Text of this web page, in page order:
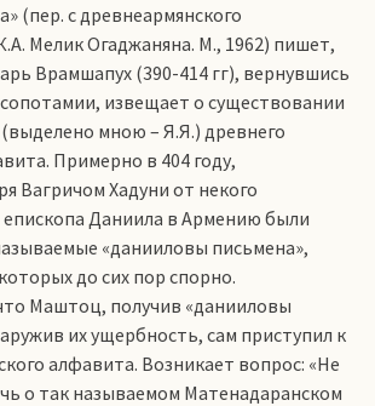
(пер. с древнеармянского
Мелик Огаджаняна. М., 1962) пишет,
Врамшапух (390-414 гг), вернувшись
извещает о существовании
(выделено мною – Я.Я.) древнего
Примерно в 404 году,
Вагричом Хадуни от некого
епископа Даниила в Армению были
«данииловы письмена»,
до сих пор спорно.
Маштоц, получив «данииловы
их ущербность, сам приступил к
алфавита. Возникает вопрос: «Не
о так называемом Матенадаранском